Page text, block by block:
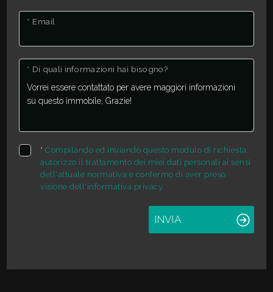
* Email
* Di quali informazioni hai bisogno?
*Compilando ed inviando questo modulo di richiesta,
autorizzo il trattamento dei miei dati personali ai sensi
dell'attuale normativa e confermo di aver preso
visione dell'informativa privacy.
INVIA
Giardino
Posto auto/Box
Balcone/Terrazzo
Ascensore
Arredato